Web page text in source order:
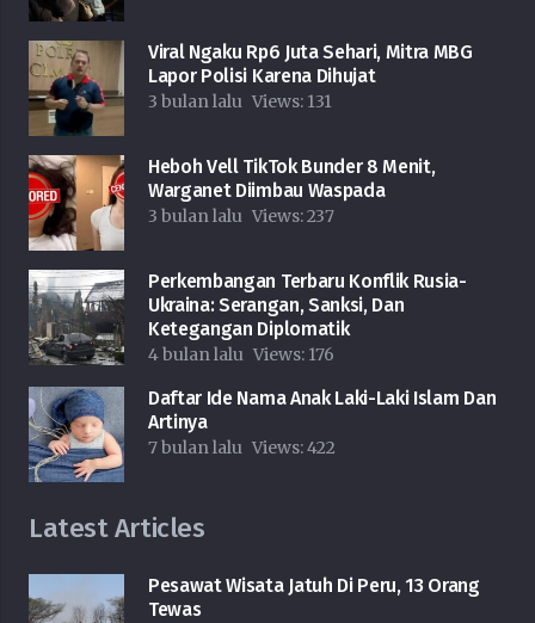
Viral Ngaku Rp6 Juta Sehari, Mitra MBG
Lapor Polisi Karena Dihujat
3 bulan lalu Views: 131
Heboh Vell TikTok Bunder 8 Menit,
Warganet Diimbau Waspada
3 bulan lalu Views:237
Perkembangan Terbaru Konflik Rusia-
Ukraina: Serangan, Sanksi, Dan
Ketegangan Diplomatik
4 bulan lalu Views: 176
Daftar Ide Nama Anak Laki-Laki Islam Dan
Artinya
7 bulan lalu Views:422
Latest Articles
Pesawat Wisata Jatuh Di Peru, 13 Orang
Tewas